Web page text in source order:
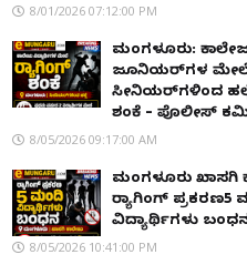
8/01/2026 07:12:00 PM
ಮಂಗಳೂರು:
ಜೂನಿಯರ್‌ಗಳ
ಸೀನಿಯರ್‌ಗಳಿಂದ
ಶಂಕೆ – ಪೊಲೀಸ್
8/05/2026 09:17:00 AM
ಮಂಗಳೂರು ಖಾಸಗಿ
ರ‌್ಯಾಗಿಂಗ್ ಪ್ರಕರಣ5
ವಿದ್ಯಾರ್ಥಿಗಳು
8/05/2026 10:41:00 PM